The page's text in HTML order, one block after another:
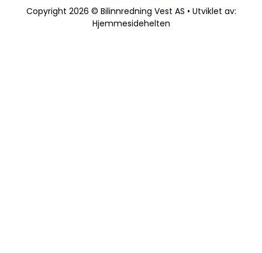
Copyright 2026 © Bilinnredning Vest AS • Utviklet av:
Hjemmesidehelten